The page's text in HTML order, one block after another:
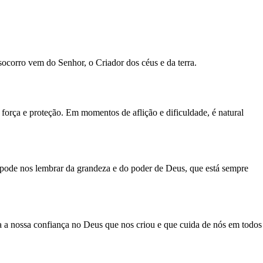
vem do Senhor, o Criador dos céus e da terra.
e proteção. Em momentos de aflição e dificuldade, é natural
nos lembrar da grandeza e do poder de Deus, que está sempre
nossa confiança no Deus que nos criou e que cuida de nós em todos